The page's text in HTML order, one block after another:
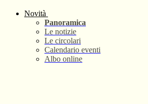
Novità
Panoramica
Le notizie
Le circolari
Calendario eventi
Albo online